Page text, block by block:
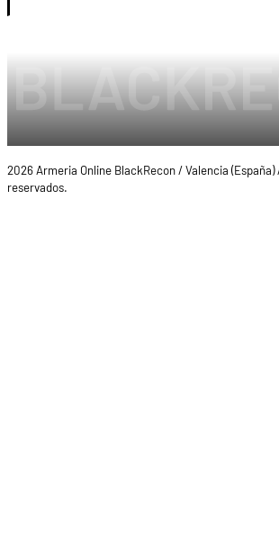
2026 Armeria Online BlackRecon / Valencia
reservados.